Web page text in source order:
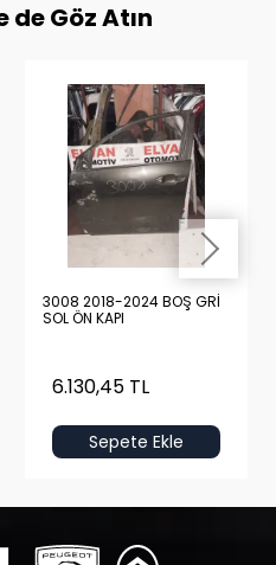
de Göz Atın
3008 2018-2024 BOŞ GRİ
SOL ÖN KAPI
6.130,45 TL
Sepete Ekle